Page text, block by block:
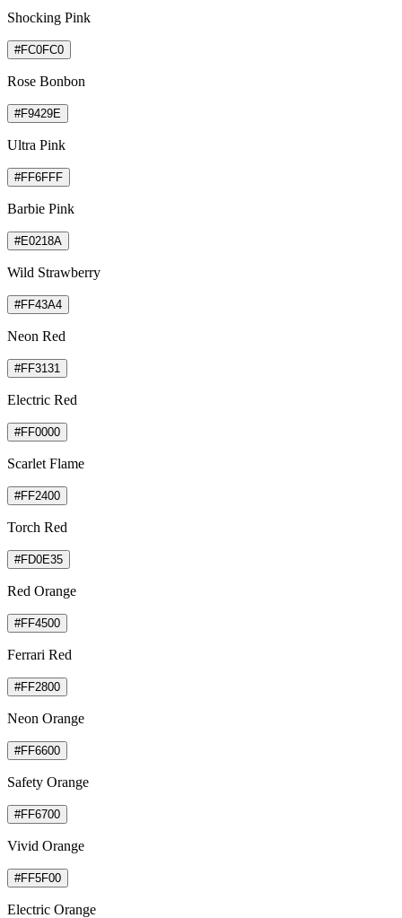
Shocking Pink
#FC0FC0
Rose Bonbon
#F9429E
Ultra Pink
#FF6FFF
Barbie Pink
#E0218A
Wild Strawberry
#FF43A4
Neon Red
#FF3131
Electric Red
#FF0000
Scarlet Flame
#FF2400
Torch Red
#FD0E35
Red Orange
#FF4500
Ferrari Red
#FF2800
Neon Orange
#FF6600
Safety Orange
#FF6700
Vivid Orange
#FF5F00
Electric Orange